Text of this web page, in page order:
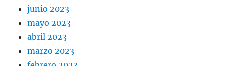
junio 2023
mayo 2023
abril 2023
marzo 2023